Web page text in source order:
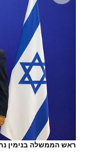
ראש הממשלה בנימין